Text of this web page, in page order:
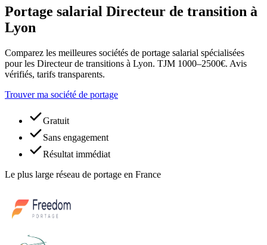
Portage salarial Directeur de transition à
Lyon
Comparez les meilleures sociétés de portage salarial spécialisées
pour les Directeur de transitions à Lyon. TJM 1000–2500€. Avis
vérifiés, tarifs transparents.
Trouver ma société de portage
Gratuit
Sans engagement
Résultat immédiat
Le plus large réseau de portage en France